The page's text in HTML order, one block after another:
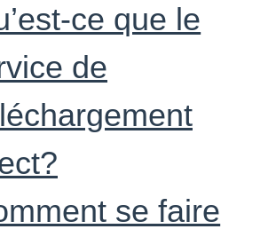
ce que le
de
se faire